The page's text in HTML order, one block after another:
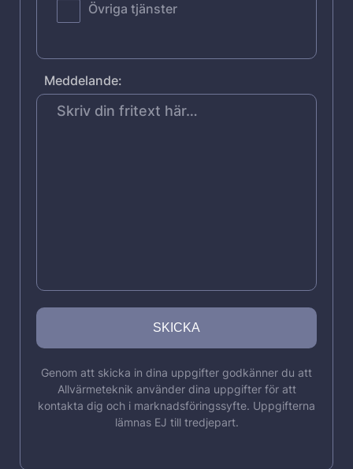
Övriga tjänster
Meddelande:
Genom att skicka in dina uppgifter godkänner du att
Allvärmeteknik använder dina uppgifter för att
kontakta dig och i marknadsföringssyfte. Uppgifterna
lämnas EJ till tredjepart.